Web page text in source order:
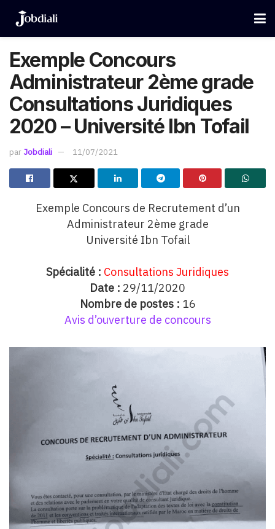
Exemple Concours
Administrateur 2ème grade
Consultations Juridiques
2020 – Université Ibn Tofail
par Jobdiali 11/07/2021
Exemple Concours de Recrutement d’un
Administrateur 2ème grade
Université Ibn Tofail
Spécialité : Consultations Juridiques
Date : 29/11/2020
Nombre de postes : 16
Avis d’ouverture de concours